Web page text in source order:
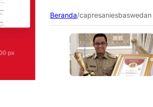
Beranda/capresaniesbaswedan